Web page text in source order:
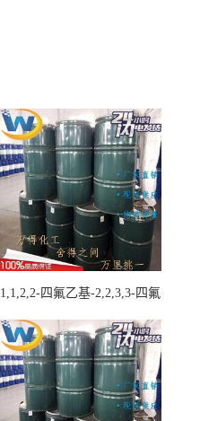
1,1,2,2-四氟乙基-2,2,3,3-四氟